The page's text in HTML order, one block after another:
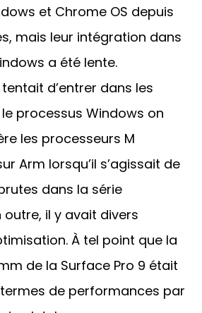
et Chrome OS depuis
mais leur intégration dans
a été lente.
d’entrer dans les
processus Windows on
les processeurs M
Arm lorsqu’il s’agissait de
dans la série
outre, il y avait divers
À tel point que la
de la Surface Pro 9 était
de performances par